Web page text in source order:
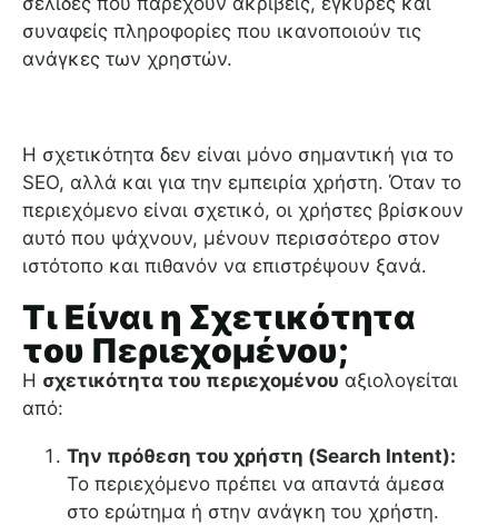
συναφείς πληροφορίες που ικανοποιούν τις
ανάγκες των χρηστών.
Η σχετικότητα δεν είναι μόνο σημαντική για το
SEO, αλλά και για την εμπειρία χρήστη. Όταν το
περιεχόμενο είναι σχετικό, οι χρήστες βρίσκουν
αυτό που ψάχνουν, μένουν περισσότερο στον
ιστότοπο και πιθανόν να επιστρέψουν ξανά.
Τι Είναι η Σχετικότητα
του Περιεχομένου;
Η σχετικότητα του περιεχομένου αξιολογείται
από:
Την πρόθεση του χρήστη (Search Intent):
Το περιεχόμενο πρέπει να απαντά άμεσα
στο ερώτημα ή στην ανάγκη του χρήστη.